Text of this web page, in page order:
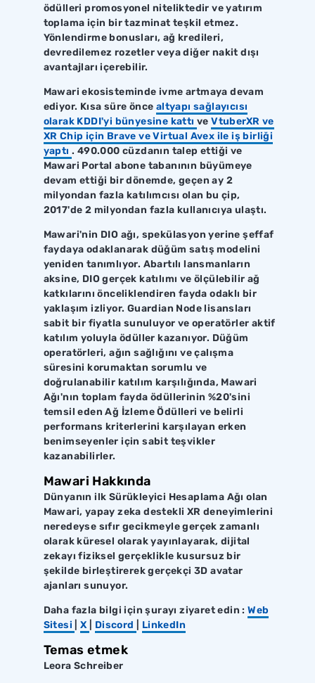
ödülleri promosyonel niteliktedir ve yatırım
toplama için bir tazminat teşkil etmez.
Yönlendirme bonusları, ağ kredileri,
devredilemez rozetler veya diğer nakit dışı
avantajları içerebilir.
Mawari ekosisteminde ivme artmaya devam
ediyor. Kısa süre önce altyapı sağlayıcısı
olarak KDDI'yi bünyesine kattı veVtuberXR ve
XR Chip için Brave ve Virtual Avex ile iş birliği
yaptı . 490.000 cüzdanın talep ettiği ve
Mawari Portal abone tabanının büyümeye
devam ettiği bir dönemde, geçen ay 2
milyondan fazla katılımcısı olan bu çip,
2017'de 2 milyondan fazla kullanıcıya ulaştı.
Mawari'nin DIO ağı, spekülasyon yerine şeffaf
faydaya odaklanarak düğüm satış modelini
yeniden tanımlıyor. Abartılı lansmanların
aksine, DIO gerçek katılımı ve ölçülebilir ağ
katkılarını önceliklendiren fayda odaklı bir
yaklaşım izliyor. Guardian Node lisansları
sabit bir fiyatla sunuluyor ve operatörler aktif
katılım yoluyla ödüller kazanıyor. Düğüm
operatörleri, ağın sağlığını ve çalışma
süresini korumaktan sorumlu ve
doğrulanabilir katılım karşılığında, Mawari
Ağı'nın toplam fayda ödüllerinin %20'sini
temsil eden Ağ İzleme Ödülleri ve belirli
performans kriterlerini karşılayan erken
benimseyenler için sabit teşvikler
kazanabilirler.
Mawari Hakkında
Dünyanın ilk Sürükleyici Hesaplama Ağı olan
Mawari, yapay zeka destekli XR deneyimlerini
neredeyse sıfır gecikmeyle gerçek zamanlı
olarak küresel olarak yayınlayarak, dijital
zekayı fiziksel gerçeklikle kusursuz bir
şekilde birleştirerek gerçekçi 3D avatar
ajanları sunuyor.
Daha fazla bilgi için şurayı ziyaret edin :Web
Sitesi
|X Discord LinkedIn
Temas etmek
Leora Schreiber